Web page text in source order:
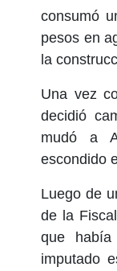
consumó
pesos en
la
Una vez
decidió
mudó a
escondido
Luego de
de la
que
imputado